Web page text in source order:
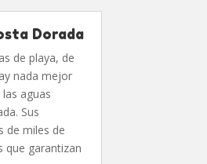
Dorada
de playa, de
nada mejor
aguas
Sus
de miles de
que garantizan